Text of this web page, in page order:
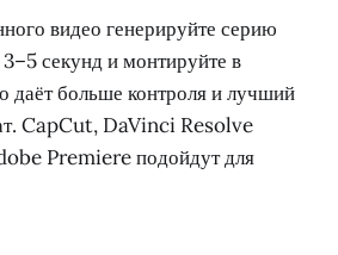
видео генерируйте серию
секунд и монтируйте в
даёт больше контроля и лучший
CapCut, DaVinci Resolve
Premiere подойдут для